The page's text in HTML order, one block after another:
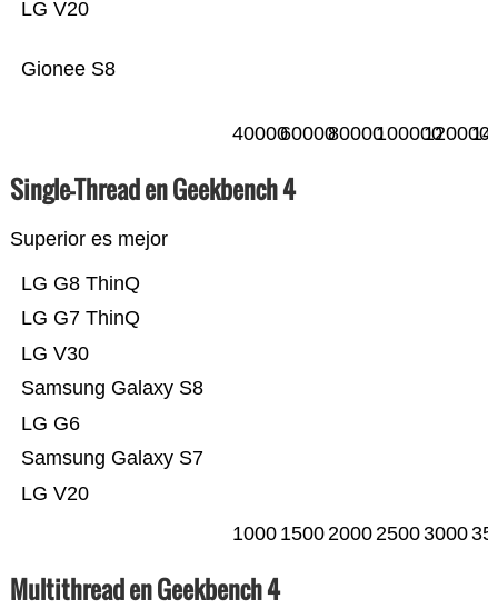
Gionee S8
LG V20
400006000080000100000120000
Single-Thread en Geekbench 4
Superior es mejor
LG V20
Samsung Galaxy S7
LG G6
Samsung Galaxy S8
LG V30
LG G7 ThinQ
LG G8 ThinQ
1000 1500200025003000
Multithread en Geekbench 4